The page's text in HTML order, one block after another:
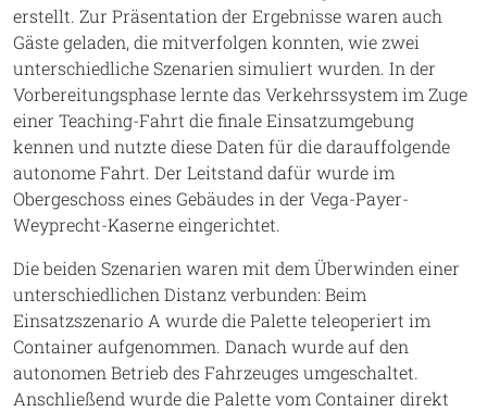
erstellt. Zur Präsentation der Ergebnisse waren auch
Gäste geladen, die mitverfolgen konnten, wie zwei
unterschiedliche Szenarien simuliert wurden. In der
Vorbereitungsphase lernte das Verkehrssystem im Zuge
einer Teaching-Fahrt die finale Einsatzumgebung
kennen und nutzte diese Daten für die darauffolgende
autonome Fahrt. Der Leitstand dafür wurde im
Obergeschoss eines Gebäudes in der Vega-Payer-
Weyprecht-Kaserne eingerichtet.
Die beiden Szenarien waren mit dem Überwinden einer
unterschiedlichen Distanz verbunden: Beim
Einsatzszenario A wurde die Palette teleoperiert im
Container aufgenommen. Danach wurde auf den
autonomen Betrieb des Fahrzeuges umgeschaltet.
Anschließend wurde die Palette vom Container direkt